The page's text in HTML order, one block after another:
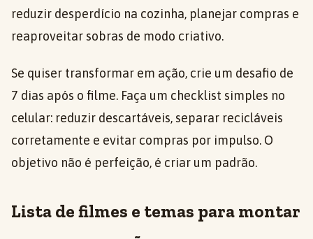
reduzir desperdício na cozinha, planejar compras e
reaproveitar sobras de modo criativo.
Se quiser transformar em ação, crie um desafio de
7 dias após o filme. Faça um checklist simples no
celular: reduzir descartáveis, separar recicláveis
corretamente e evitar compras por impulso. O
objetivo não é perfeição, é criar um padrão.
Lista de filmes e temas para montar